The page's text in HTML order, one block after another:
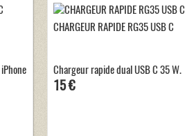
CHARGEUR RAPIDE RG35 USB C
Chargeur rapide dual USB C 35 W.
15 €